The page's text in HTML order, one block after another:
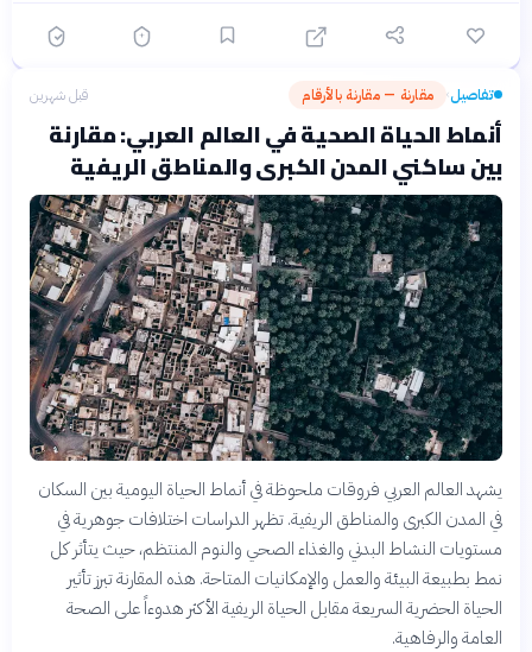
تفاصيل› مقارنة — مقارنة بالأرقام قبل شهرين
أنماط الحياة الصحية في العالم العربي: مقارنة
بين ساكني المدن الكبرى والمناطق الريفية
يشهد العالم العربي فروقات ملحوظة في أنماط الحياة اليومية بين السكان
في المدن الكبرى والمناطق الريفية. تظهر الدراسات اختلافات جوهرية في
مستويات النشاط البدني والغذاء الصحي والنوم المنتظم، حيث يتأثر كل
نمط بطبيعة البيئة والعمل والإمكانيات المتاحة. هذه المقارنة تبرز تأثير
الحياة الحضرية السريعة مقابل الحياة الريفية الأكثر هدوءاً على الصحة
العامة والرفاهية.